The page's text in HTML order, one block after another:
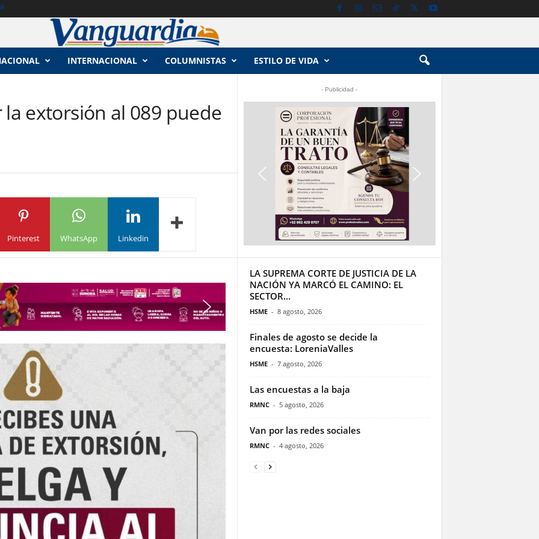
INTERNACIONAL COLUMNISTAS ESTILO DE VIDA
extorsión al 089 puede
Pinterest WhatsApp Linkedin
- Publicidad -
LA SUPREMA CORTE DE JUSTICIA DE LA
NACIÓN YA MARCÓ EL CAMINO: EL
SECTOR...
HSME - 8 agosto, 2026
Finales de agosto se decide la
encuesta: LoreniaValles
HSME - 7 agosto, 2026
Las encuestas a la baja
RMNC - 5 agosto, 2026
Van por las redes sociales
RMNC - 4 agosto, 2026